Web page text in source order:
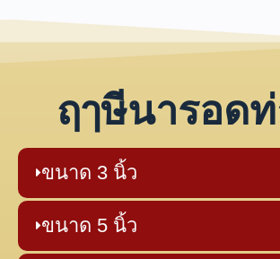
ฤๅษีนารอด
ขนาด 3 นิ้ว
ขนาด 5 นิ้ว